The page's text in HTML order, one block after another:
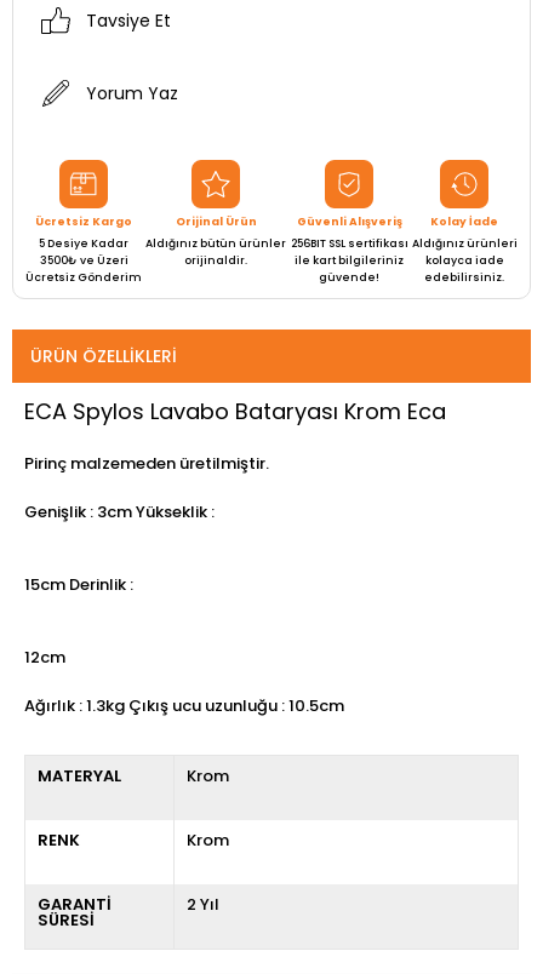
Tavsiye Et
Yorum Yaz
Ücretsiz Kargo
5 Desiye Kadar
3500₺ ve Üzeri
Ücretsiz Gönderim
Orijinal Ürün
Aldığınız bütün ürünler
orijinaldir.
Güvenli Alışveriş
256BIT SSL sertifikası
ile kart bilgileriniz
güvende!
Kolay İade
Aldığınız ürünleri
kolayca iade
edebilirsiniz.
ÜRÜN ÖZELLIKLERI
ECA Spylos Lavabo Bataryası Krom Eca
Pirinç malzemeden üretilmiştir.
Genişlik : 3cm Yükseklik :
15cm Derinlik :
12cm
Ağırlık : 1.3kg Çıkış ucu uzunluğu : 10.5cm
MATERYAL Krom
RENK Krom
GARANTİ
SÜRESİ
2 Yıl